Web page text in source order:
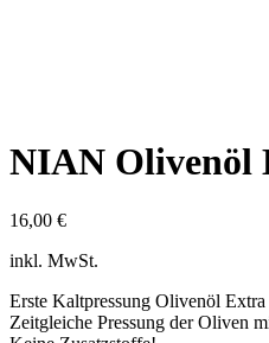
NIAN Olivenöl
16,00 €
inkl. MwSt.
Erste Kaltpressung Olivenöl
Zeitgleiche Pressung der Oliven